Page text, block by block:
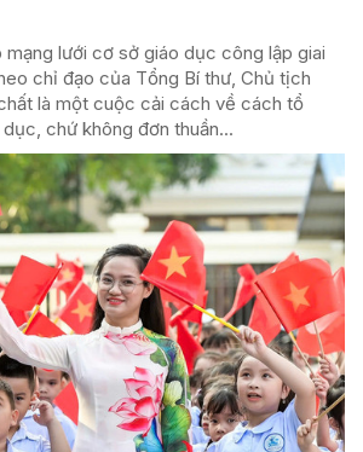
lưới cơ sở giáo dục công lập giai
chỉ đạo của Tổng Bí thư, Chủ tịch
là một cuộc cải cách về cách tổ
chứ không đơn thuần...